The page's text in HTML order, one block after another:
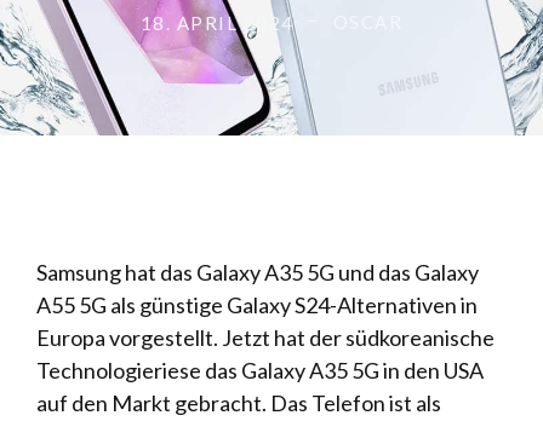
18. APRIL 2024
Samsung hat das Galaxy A35 5G und das Galaxy
A55 5G als günstige Galaxy S24-Alternativen in
Europa vorgestellt. Jetzt hat der südkoreanische
Technologieriese das Galaxy A35 5G in den USA
auf den Markt gebracht. Das Telefon ist als